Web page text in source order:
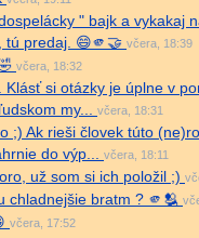
" bajk a vykakaj
tú predaj. 😄🫵🤝 včera, 18:39
včera, 18:32
Klásť si otázky je úplne v
my...
včera, 18:31
;) Ak rieši človek túto
do výp...
včera, 18:11
už som si ich položil ;)
chladnejšie bratm ? 🫵🫂
včera, 17:52